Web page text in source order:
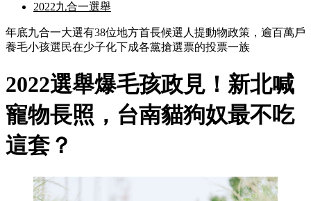
2022九合一選舉
年底九合一大選有38位地方首長候選人提動物政策，逾百萬戶
養毛小孩選民在少子化下成各黨搶選票的投票一族
2022選舉爆毛孩政見！新北喊
寵物長照，台南貓狗奴最不吃
這套？